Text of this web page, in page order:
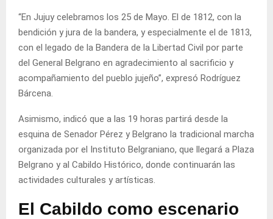
“En Jujuy celebramos los 25 de Mayo. El de 1812, con la
bendición y jura de la bandera, y especialmente el de 1813,
con el legado de la Bandera de la Libertad Civil por parte
del General Belgrano en agradecimiento al sacrificio y
acompañamiento del pueblo jujeño”, expresó Rodríguez
Bárcena.
Asimismo, indicó que a las 19 horas partirá desde la
esquina de Senador Pérez y Belgrano la tradicional marcha
organizada por el Instituto Belgraniano, que llegará a Plaza
Belgrano y al Cabildo Histórico, donde continuarán las
actividades culturales y artísticas.
El Cabildo como escenario